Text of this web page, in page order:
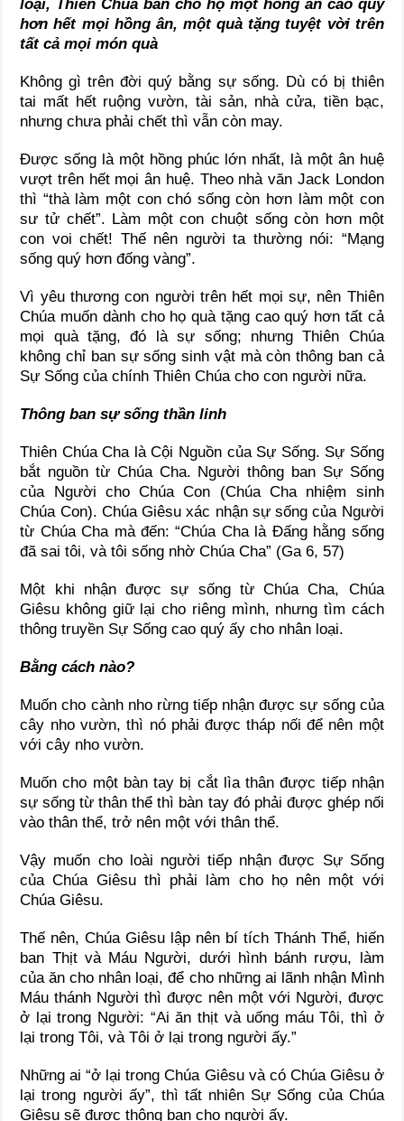
loại, Thiên Chúa ban cho họ một hồng ân cao quý
hơn hết mọi hồng ân, một quà tặng tuyệt vời trên
tất cả mọi món quà
Không gì trên đời quý bằng sự sống. Dù có bị thiên
tai mất hết ruộng vườn, tài sản, nhà cửa, tiền bạc,
nhưng chưa phải chết thì vẫn còn may.
Được sống là một hồng phúc lớn nhất, là một ân huệ
vượt trên hết mọi ân huệ. Theo nhà văn Jack London
thì “thà làm một con chó sống còn hơn làm một con
sư tử chết”. Làm một con chuột sống còn hơn một
con voi chết! Thế nên người ta thường nói: “Mạng
sống quý hơn đống vàng”.
Vì yêu thương con người trên hết mọi sự, nên Thiên
Chúa muốn dành cho họ quà tặng cao quý hơn tất cả
mọi quà tặng, đó là sự sống; nhưng Thiên Chúa
không chỉ ban sự sống sinh vật mà còn thông ban cả
Sự Sống của chính Thiên Chúa cho con người nữa.
Thông ban sự sống thần linh
Thiên Chúa Cha là Cội Nguồn của Sự Sống. Sự Sống
bắt nguồn từ Chúa Cha. Người thông ban Sự Sống
của Người cho Chúa Con (Chúa Cha nhiệm sinh
Chúa Con). Chúa Giêsu xác nhận sự sống của Người
từ Chúa Cha mà đến: “Chúa Cha là Đấng hằng sống
đã sai tôi, và tôi sống nhờ Chúa Cha” (Ga 6, 57)
Một khi nhận được sự sống từ Chúa Cha, Chúa
Giêsu không giữ lại cho riêng mình, nhưng tìm cách
thông truyền Sự Sống cao quý ấy cho nhân loại.
Bằng cách nào?
Muốn cho cành nho rừng tiếp nhận được sự sống của
cây nho vườn, thì nó phải được tháp nối để nên một
với cây nho vườn.
Muốn cho một bàn tay bị cắt lìa thân được tiếp nhận
sự sống từ thân thể thì bàn tay đó phải được ghép nối
vào thân thể, trở nên một với thân thể.
Vậy muốn cho loài người tiếp nhận được Sự Sống
của Chúa Giêsu thì phải làm cho họ nên một với
Chúa Giêsu.
Thế nên, Chúa Giêsu lập nên bí tích Thánh Thể, hiến
ban Thịt và Máu Người, dưới hình bánh rượu, làm
của ăn cho nhân loại, để cho những ai lãnh nhận Mình
Máu thánh Người thì được nên một với Người, được
ở lại trong Người: “Ai ăn thịt và uống máu Tôi, thì ở
lại trong Tôi, và Tôi ở lại trong người ấy.”
Những ai “ở lại trong Chúa Giêsu và có Chúa Giêsu ở
lại trong người ấy”, thì tất nhiên Sự Sống của Chúa
Giêsu sẽ được thông ban cho người ấy.